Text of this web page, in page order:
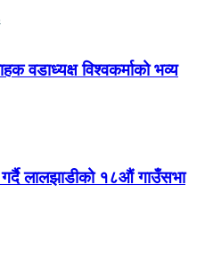
वडाध्यक्ष विश्वकर्माको भव्य
लालझाडीको १८औं गाउँसभा